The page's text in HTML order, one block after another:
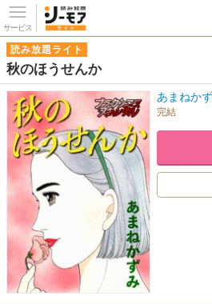
サービス
読み放題ライト
秋のほうせんか
あまねか
完結